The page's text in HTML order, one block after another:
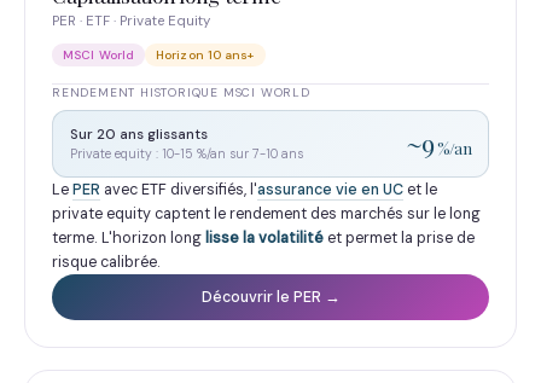
PER · ETF · Private Equity
MSCI World Horizon 10 ans+
RENDEMENT HISTORIQUE MSCI WORLD
Sur 20 ans glissants
Private equity : 10-15 %/an sur 7-10 ans ~9%/an
LePER avec ETF diversifiés, l'assurance vie en UC et le
private equity captent le rendement des marchés sur le long
terme. L'horizon long lisse la volatilité et permet la prise de
risque calibrée.
Découvrir le PER →